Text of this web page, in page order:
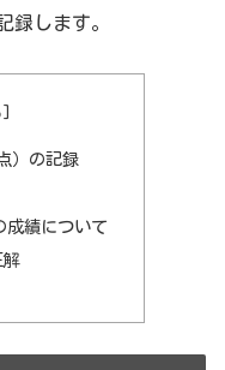
録します。
）の記録
成績について
解